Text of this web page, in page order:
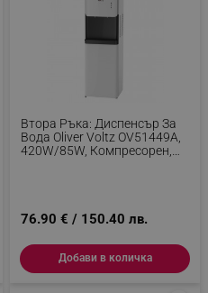
Втора Ръка: Диспенсър За
Вода Oliver Voltz OV51449A,
420W/85W, Компресорен,
76.90 € / 150.40 лв.
Добави в количка
.alleop.bg
.alleop.bg